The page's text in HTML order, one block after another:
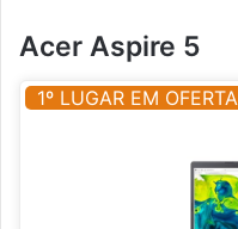
Acer Aspire 5
1º LUGAR EM OFERTA